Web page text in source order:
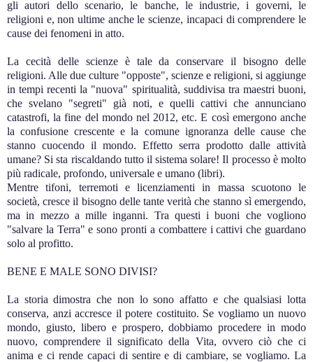
gli autori dello scenario, le banche, le industrie, i governi, le
religioni e, non ultime anche le scienze, incapaci di comprendere le
cause dei fenomeni in atto.
La cecità delle scienze è tale da conservare il bisogno delle
religioni. Alle due culture "opposte", scienze e religioni, si aggiunge
in tempi recenti la "nuova" spiritualità, suddivisa tra maestri buoni,
che svelano "segreti" già noti, e quelli cattivi che annunciano
catastrofi, la fine del mondo nel 2012, etc. E così emergono anche
la confusione crescente e la comune ignoranza delle cause che
stanno cuocendo il mondo. Effetto serra prodotto dalle attività
umane? Si sta riscaldando tutto il sistema solare! Il processo è molto
più radicale, profondo, universale e umano (libri).
Mentre tifoni, terremoti e licenziamenti in massa scuotono le
società, cresce il bisogno delle tante verità che stanno sì emergendo,
ma in mezzo a mille inganni. Tra questi i buoni che vogliono
"salvare la Terra" e sono pronti a combattere i cattivi che guardano
solo al profitto.
BENE E MALE SONO DIVISI?
La storia dimostra che non lo sono affatto e che qualsiasi lotta
conserva, anzi accresce il potere costituito. Se vogliamo un nuovo
mondo, giusto, libero e prospero, dobbiamo procedere in modo
nuovo, comprendere il significato della Vita, ovvero ciò che ci
anima e ci rende capaci di sentire e di cambiare, se vogliamo. La